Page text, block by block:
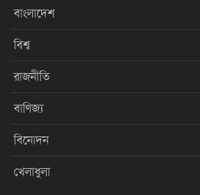
বাংলাদেশ
বিশ্ব
রাজনীতি
বাণিজ্য
বিনোদন
খেলাধুলা